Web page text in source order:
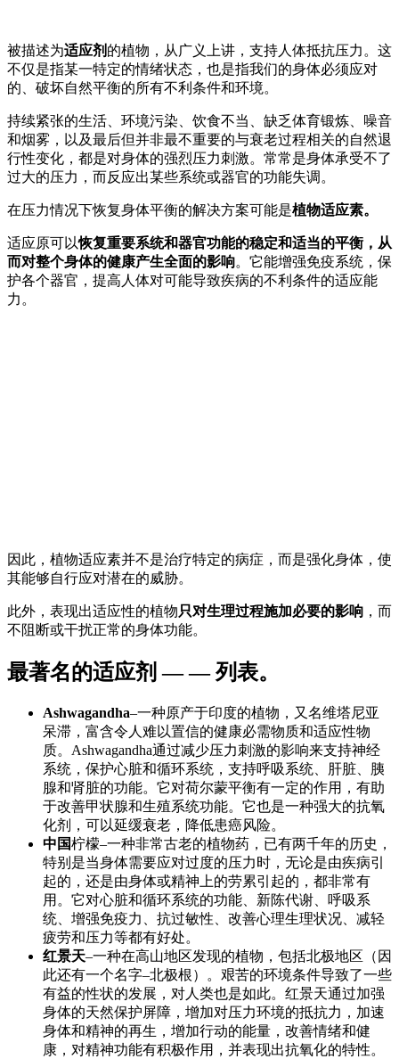
被描述为适应剂 的植物，从广义上讲，支持人体抵抗压力。这
不仅是指某一特定的情绪状态，也是指我们的身体必须应对
的、破坏自然平衡的所有不利条件和环境。
持续紧张的生活、环境污染、饮食不当、缺乏体育锻炼、噪音
和烟雾，以及最后但并非最不重要的与衰老过程相关的自然退
行性变化，都是对身体的强烈压力刺激。常常是身体承受不了
过大的压力，而反应出某些系统或器官的功能失调。
在压力情况下恢复身体平衡的解决方案可能是植物适应素。
适应原可以恢复重要系统和器官功能的稳定和适当的平衡，从
而对整个身体的健康产生全面的影响。它能增强免疫系统，保
护各个器官，提高人体对可能导致疾病的不利条件的适应能
力。
因此，植物适应素并不是治疗特定的病症，而是强化身体，使
其能够自行应对潜在的威胁。
此外，表现出适应性的植物只对生理过程施加必要的影响 ，而
不阻断或干扰正常的身体功能。
最著名的适应剂 — — 列表。
Ashwagandha–一种原产于印度的植物，又名维塔尼亚
呆滞，富含令人难以置信的健康必需物质和适应性物
质。Ashwagandha通过减少压力刺激的影响来支持神经
系统，保护心脏和循环系统，支持呼吸系统、肝脏、胰
腺和肾脏的功能。它对荷尔蒙平衡有一定的作用，有助
于改善甲状腺和生殖系统功能。它也是一种强大的抗氧
化剂，可以延缓衰老，降低患癌风险。
中国柠檬–一种非常古老的植物药，已有两千年的历史，
特别是当身体需要应对过度的压力时，无论是由疾病引
起的，还是由身体或精神上的劳累引起的，都非常有
用。它对心脏和循环系统的功能、新陈代谢、呼吸系
统、增强免疫力、抗过敏性、改善心理生理状况、减轻
疲劳和压力等都有好处。
红景天–一种在高山地区发现的植物，包括北极地区（因
此还有一个名字–北极根）。艰苦的环境条件导致了一些
有益的性状的发展，对人类也是如此。红景天通过加强
身体的天然保护屏障，增加对压力环境的抵抗力，加速
身体和精神的再生，增加行动的能量，改善情绪和健
康，对精神功能有积极作用，并表现出抗氧化的特性。